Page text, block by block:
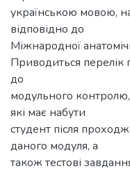
українською мовою,
відповідно до
Міжнародної
Приводиться перелік
до
модульного
які має набути
студент після
даного модуля, а
також тестові